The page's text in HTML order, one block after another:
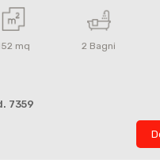
mq 2 Bagni
7359